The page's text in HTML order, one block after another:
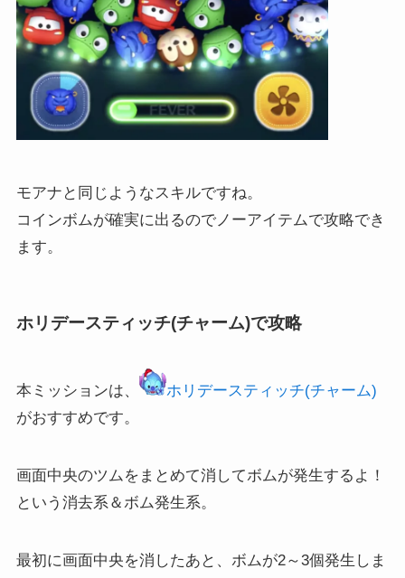
モアナと同じようなスキルですね。
コインボムが確実に出るのでノーアイテムで攻略でき
ます。
ホリデースティッチ(チャーム)で攻略
本ミッションは、
ホリデースティッチ(チャーム)
がおすすめです。
画面中央のツムをまとめて消してボムが発生するよ！
という消去系＆ボム発生系。
最初に画面中央を消したあと、ボムが2～3個発生しま